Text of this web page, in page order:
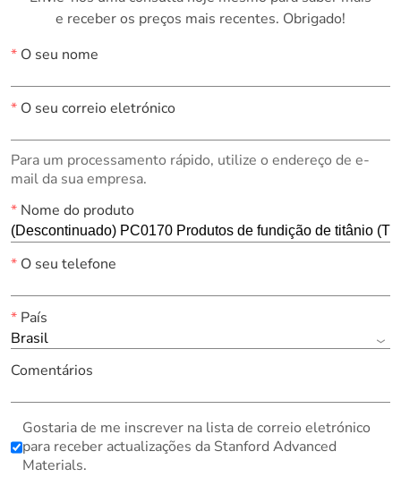
e receber os preços mais recentes. Obrigado!
*O seu nome
*O seu correio eletrónico
Para um processamento rápido, utilize o endereço de e-
mail da sua empresa.
*Nome do produto
*O seu telefone
*País
Brasil
Comentários
Gostaria de me inscrever na lista de correio eletrónico
para receber actualizações da Stanford Advanced
Materials.